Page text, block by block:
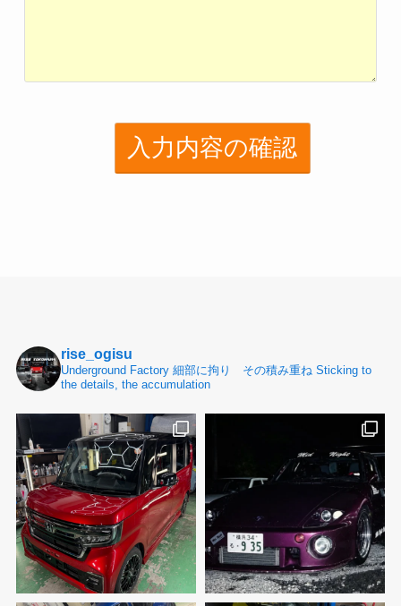
rise_ogisu
Underground Factory細部に拘り その積み重ね Sticking to
the details, the accumulation